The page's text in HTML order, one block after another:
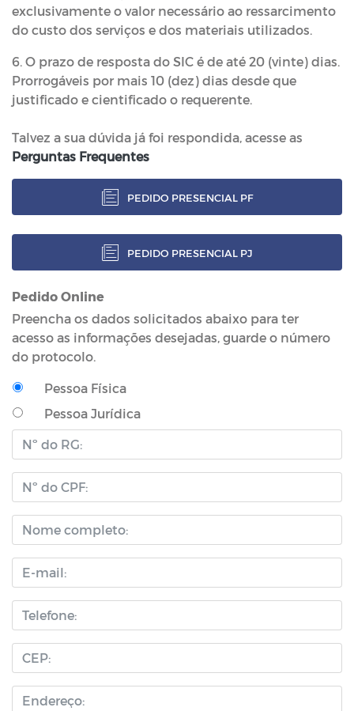
exclusivamente o valor necessário ao ressarcimento
do custo dos serviços e dos materiais utilizados.
6. O prazo de resposta do SIC é de até 20 (vinte) dias.
Prorrogáveis por mais 10 (dez) dias desde que
justificado e cientificado o requerente.
Talvez a sua dúvida já foi respondida, acesse as
Perguntas Frequentes
PEDIDO PRESENCIAL PF
PEDIDO PRESENCIAL PJ
Pedido Online
Preencha os dados solicitados abaixo para ter
acesso as informações desejadas, guarde o número
do protocolo.
Pessoa Física
Pessoa Jurídica